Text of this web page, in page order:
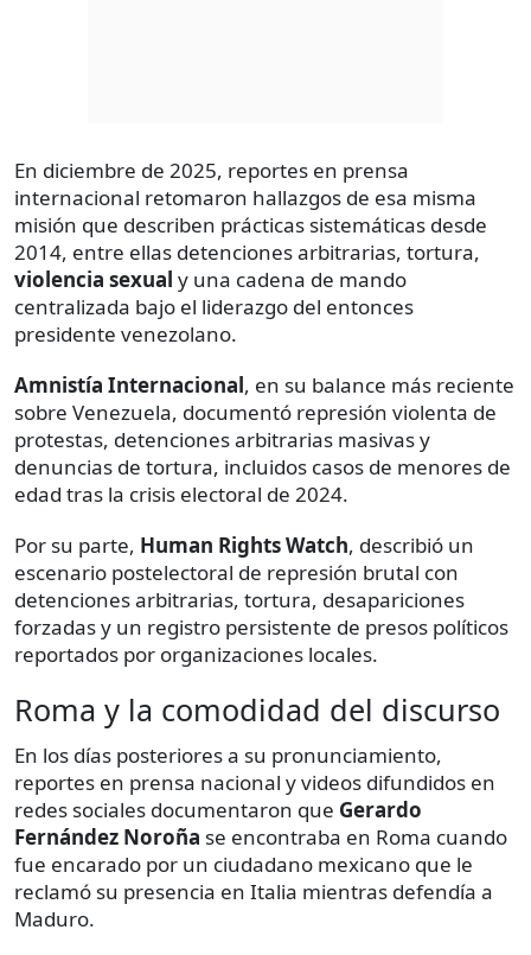
En diciembre de 2025, reportes en prensa
internacional retomaron hallazgos de esa misma
misión que describen prácticas sistemáticas desde
2014, entre ellas detenciones arbitrarias, tortura,
violencia sexual y una cadena de mando
centralizada bajo el liderazgo del entonces
presidente venezolano.
Amnistía Internacional, en su balance más reciente
sobre Venezuela, documentó represión violenta de
protestas, detenciones arbitrarias masivas y
denuncias de tortura, incluidos casos de menores de
edad tras la crisis electoral de 2024.
Por su parte, Human Rights Watch, describió un
escenario postelectoral de represión brutal con
detenciones arbitrarias, tortura, desapariciones
forzadas y un registro persistente de presos políticos
reportados por organizaciones locales.
Roma y la comodidad del discurso
En los días posteriores a su pronunciamiento,
reportes en prensa nacional y videos difundidos en
redes sociales documentaron que Gerardo
Fernández Noroña se encontraba en Roma cuando
fue encarado por un ciudadano mexicano que le
reclamó su presencia en Italia mientras defendía a
Maduro.